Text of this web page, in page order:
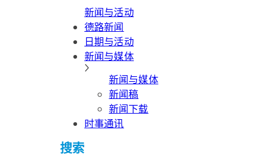
新闻与活动
德路新闻
日期与活动
新闻与媒体
新闻与媒体
新闻稿
新闻下载
时事通讯
搜索